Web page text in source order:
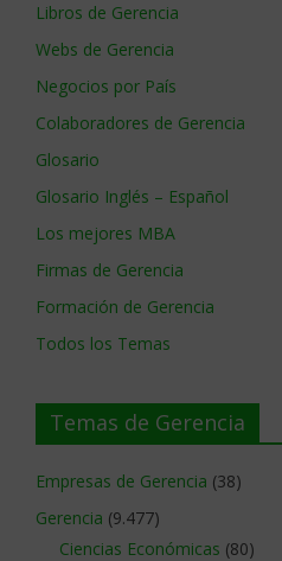
Libros de Gerencia
Webs de Gerencia
Negocios por País
Colaboradores de Gerencia
Glosario
Glosario Inglés – Español
Los mejores MBA
Firmas de Gerencia
Formación de Gerencia
Todos los Temas
Temas de Gerencia
Empresas de Gerencia (38)
Gerencia (9.477)
Ciencias Económicas (80)